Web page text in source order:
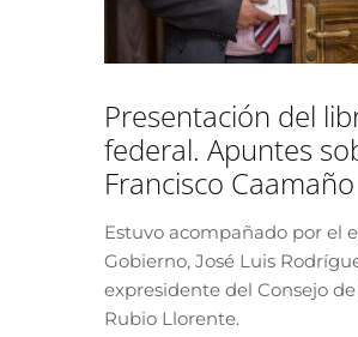
Presentación del
federal. Apuntes
Francisco Caamaño
Estuvo acompañado por el
Gobierno, José Luis
expresidente del Consejo
Rubio Llorente.